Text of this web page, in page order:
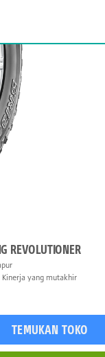
REVOLUTIONER
yang mutakhir
TEMUKAN TOKO